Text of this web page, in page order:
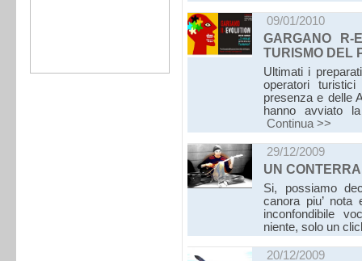
09/01/2010
GARGANO R-
TURISMO DEL
Ultimati i
operatori
presenza e delle
hanno avviato
Continua >>
29/12/2009
UN
Si, possiamo
canora piu’ nota
inconfondibile
niente, solo un
20/12/2009